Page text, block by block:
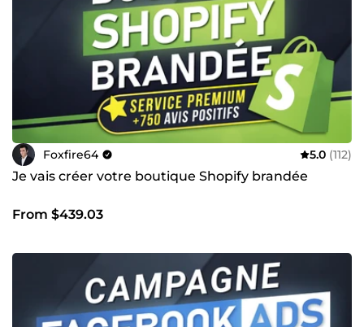
Foxfire64 5.0 (112)
Je vais créer votre boutique Shopify brandée
From $439.03